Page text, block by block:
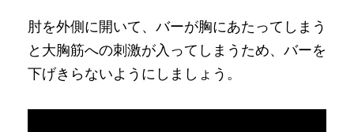
肘を外側に開いて、バーが胸にあたってしまう
と大胸筋への刺激が入ってしまうため、バーを
下げきらないようにしましょう。